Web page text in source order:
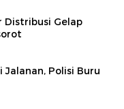
Distribusi Gelap
Polisi Buru